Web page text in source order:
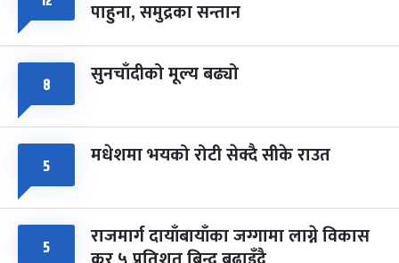
चैत्र ८, २०८३-Mar 22, 2027
पाहुना, समुद्रका सन्तान
८ सुनचाँदीको मूल्य बढ्यो
५ मधेशमा भयको रोटी सेक्दै सीके राउत
५ राजमार्ग दायाँबायाँका जग्गामा लाग्ने विकास